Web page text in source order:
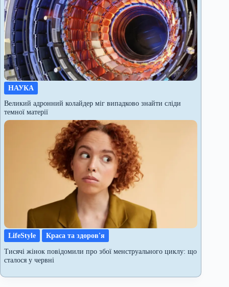
НАУКА
Великий адронний колайдер міг випадково знайти сліди
темної матерії
LifeStyle
Краса та здоров'я
Тисячі жінок повідомили про збої менструального циклу: що
сталося у червні